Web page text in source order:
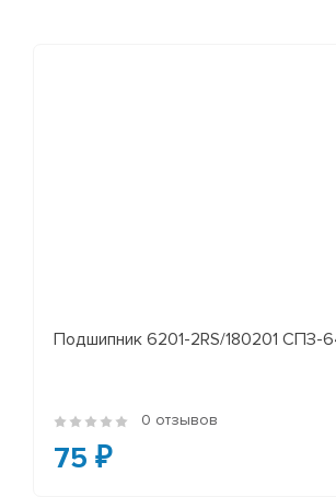
Подшипник 6201-2RS/180201 СПЗ-
0 отзывов
75 ₽